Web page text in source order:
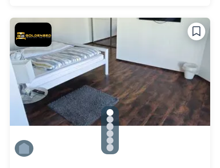
gallery.slide_selector
Zu Slide 1 wechseln
Zu Slide 2 wechseln
Zu Slide 3 wechseln
Zu Slide 4 wechseln
Zu Slide 5 wechseln
Zu Slide 6 wechseln